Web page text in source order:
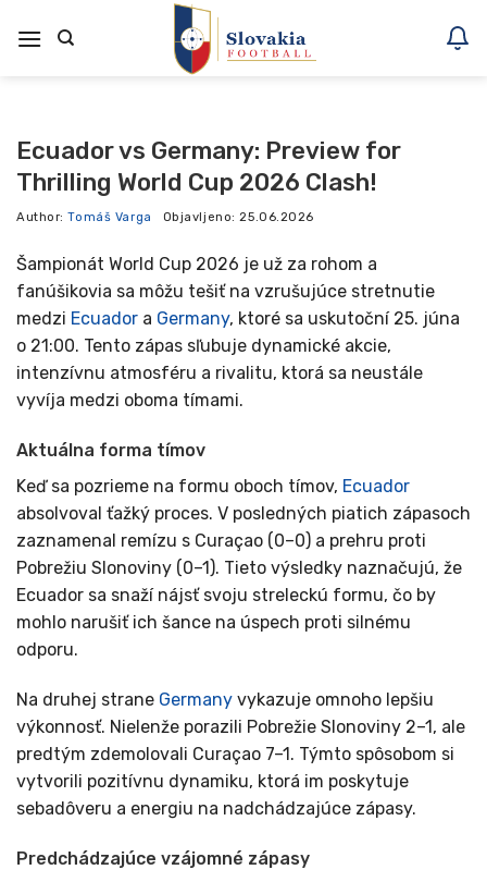
na
Ecuador vs Germany: Preview for
Thrilling World Cup 2026 Clash!
Author:Tomáš Varga Objavljeno:25.06.2026
Šampionát World Cup 2026 je už za rohom a
fanúšikovia sa môžu tešiť na vzrušujúce stretnutie
medzi Ecuador a Germany, ktoré sa uskutoční 25. júna
o 21:00. Tento zápas sľubuje dynamické akcie,
intenzívnu atmosféru a rivalitu, ktorá sa neustále
vyvíja medzi oboma tímami.
Aktuálna forma tímov
Keď sa pozrieme na formu oboch tímov, Ecuador
absolvoval ťažký proces. V posledných piatich zápasoch
zaznamenal remízu s Curaçao (0–0) a prehru proti
Pobrežiu Slonoviny (0–1). Tieto výsledky naznačujú, že
Ecuador sa snaží nájsť svoju streleckú formu, čo by
mohlo narušiť ich šance na úspech proti silnému
odporu.
Na druhej strane Germany vykazuje omnoho lepšiu
výkonnosť. Nielenže porazili Pobrežie Slonoviny 2–1, ale
predtým zdemolovali Curaçao 7–1. Týmto spôsobom si
vytvorili pozitívnu dynamiku, ktorá im poskytuje
sebadôveru a energiu na nadchádzajúce zápasy.
Predchádzajúce vzájomné zápasy